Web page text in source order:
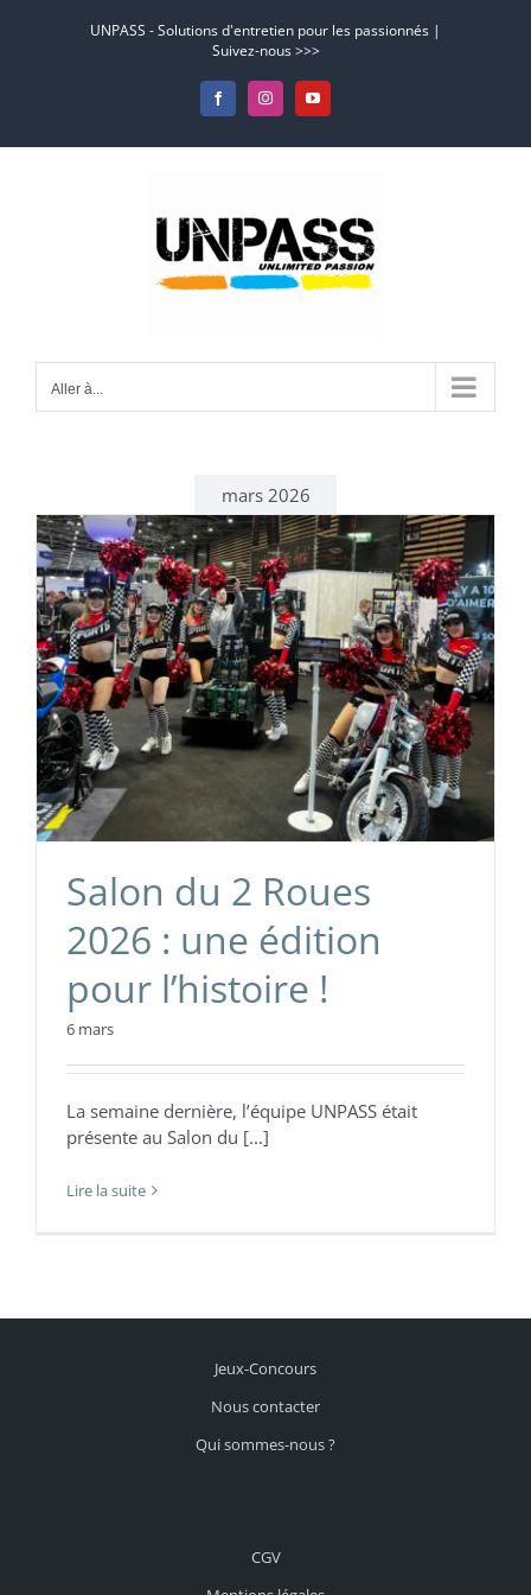
UNPASS - Solutions d'entretien pour les passionnés |
Suivez-nous >>>
FacebookInstagramYouTube
Aller à...
mars 2026
Salon du 2 Roues
2026 : une édition
pour l’histoire !
6 mars
La semaine dernière, l’équipe UNPASS était
présente au Salon du [...]
Lire la suite
Jeux-Concours
Nous contacter
Qui sommes-nous ?
CGV